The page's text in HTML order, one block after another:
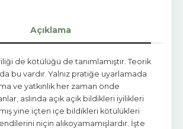
Açıklama
de kötülüğü de tanımlamıştır. Teorik
bu vardır. Yalnız pratiğe uyarlamada
ve yatkınlık her zaman önde
aslında açık açık bildikleri iyilikleri
yine içten içe bildikleri kötülükleri
niçin alıkoyamamışlardır. İşte